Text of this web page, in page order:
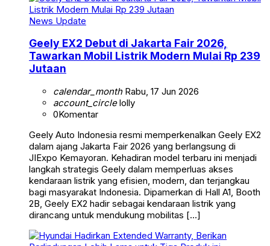
News Update
Geely EX2 Debut di Jakarta Fair 2026,
Tawarkan Mobil Listrik Modern Mulai Rp 239
Jutaan
calendar_monthRabu, 17 Jun 2026
account_circlelolly
0Komentar
Geely Auto Indonesia resmi memperkenalkan Geely EX2
dalam ajang Jakarta Fair 2026 yang berlangsung di
JIExpo Kemayoran. Kehadiran model terbaru ini menjadi
langkah strategis Geely dalam memperluas akses
kendaraan listrik yang efisien, modern, dan terjangkau
bagi masyarakat Indonesia. Dipamerkan di Hall A1, Booth
2B, Geely EX2 hadir sebagai kendaraan listrik yang
dirancang untuk mendukung mobilitas […]